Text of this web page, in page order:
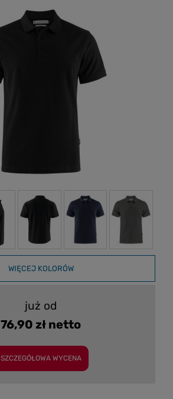
WIĘCEJ KOLORÓW
już od
76,90 zł netto
SZCZEGÓŁOWA WYCENA